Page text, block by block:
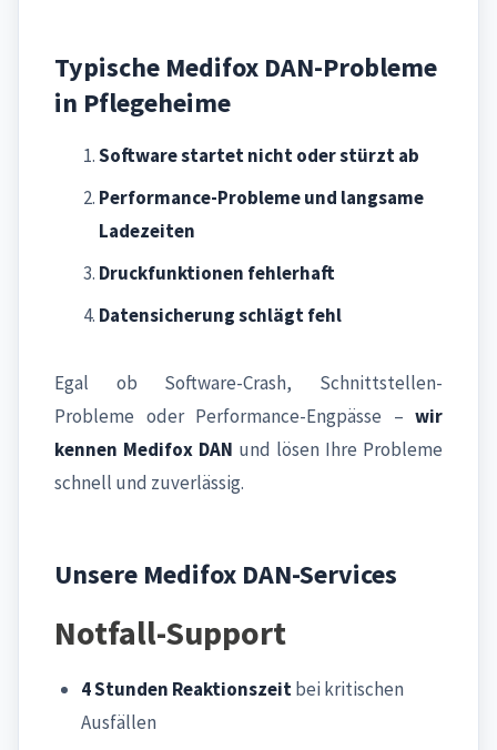
Typische Medifox DAN-Probleme
in Pflegeheime
Software startet nicht oder stürzt ab
Performance-Probleme und langsame
Ladezeiten
Druckfunktionen fehlerhaft
Datensicherung schlägt fehl
Egal ob Software-Crash, Schnittstellen-
Probleme oder Performance-Engpässe – wir
kennen Medifox DAN und lösen Ihre Probleme
schnell und zuverlässig.
Unsere Medifox DAN-Services
Notfall-Support
4 Stunden Reaktionszeitbei kritischen
Ausfällen